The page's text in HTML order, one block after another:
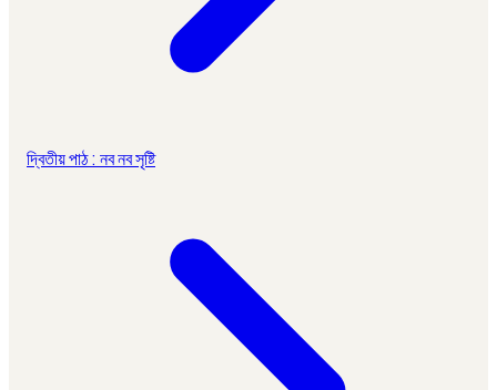
দ্বিতীয় পাঠ : নব নব সৃষ্টি